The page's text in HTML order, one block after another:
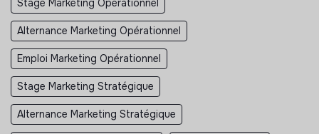
Alternance Marketing Opérationnel
Emploi Marketing Opérationnel
Stage Marketing Stratégique
Alternance Marketing Stratégique